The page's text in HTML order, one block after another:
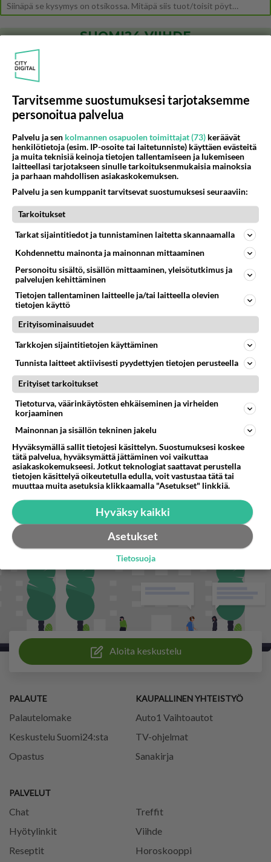
Siinäpä se kysymys on otsikossa. Mitäpä siis tuot/toisit pöytään parisuhteessa? Oletko mies vai nainen? Koetko sen mitä
SUOMI24 VIIHDE
Muistatko? Kädestä suuhun elävä Satu sai jättimäisen rahasalkun
Henry-miljonääriltä
Vappu Pimiän lähtö ei ole ainoa iso muutos - Tanssii Tähtien Kanssa
TTK-voittaja Johannes Holopainen paljasti iloisen uutisen - Tätä moni
ehti jo odottaa
Osallistu keskusteluun
Martinan bisneksillä ei mene hyvin
Martina Aitolehti on seurattu julkisuuden henkilö. Lähipiiriin mahtuu muitakin tunnettuja henkilöitä. Tiesitkö, että Ma
31
2 km on nykyään liian pitkä koulumatka
Miesten tuijotus
STARA.FI
Perseidit hipovat maapalloa – näinä aikoina kannattaa katsoa taivaalle
Finnairin lennoista osan lentää jatkossa toinen lentoyhtiö –
matkustajille tärkeä rajoitus
Pörssisähkön hinta romahtaa torstaina
Aloita keskustelu
PALAUTE
Palautelomake
Keskustelu Suomi24:sta
Opastus
PALVELUT
Chat
Treffit
Hyötylinkit
Viihde
Reseptit
Horoskooppi
KAUPALLINEN YHTEISTYÖ
Auto1 Vaihtoautot
TV-ohjelmat
Sanakirja
Tarvitsemme suostumuksesi tarjotaksemme
personoitua palvelua
Palvelu ja sen kolmannen osapuolen toimittajat (73) keräävät
henkilötietoja (esim. IP-osoite tai laitetunniste) käyttäen evästeitä
ja muita teknisiä keinoja tietojen tallentamiseen ja lukemiseen
laitteellasi tarjotakseen sinulle tarkoituksenmukaisia mainoksia
ja parhaan mahdollisen asiakaskokemuksen.
Palvelu ja sen kumppanit tarvitsevat suostumuksesi seuraaviin:
Tarkoitukset
Tarkat sijaintitiedot ja tunnistaminen laitetta skannaamalla
Kohdennettu mainonta ja mainonnan mittaaminen
Personoitu sisältö, sisällön mittaaminen, yleisötutkimus ja
palvelujen kehittäminen
Tietojen tallentaminen laitteelle ja/tai laitteella olevien
tietojen käyttö
Erityisominaisuudet
Tarkkojen sijaintitietojen käyttäminen
Tunnista laitteet aktiivisesti pyydettyjen tietojen perusteella
Erityiset tarkoitukset
Tietoturva, väärinkäytösten ehkäiseminen ja virheiden
korjaaminen
Mainonnan ja sisällön tekninen jakelu
Hyväksymällä sallit tietojesi käsittelyn. Suostumuksesi koskee
tätä palvelua, hyväksymättä jättäminen voi vaikuttaa
asiakaskokemukseesi. Jotkut teknologiat saattavat perustella
tietojen käsittelyä oikeutetulla edulla, voit vastustaa tätä tai
muuttaa muita asetuksia klikkaamalla "Asetukset" linkkiä.
Hyväksy kaikki
Asetukset
Tietosuoja